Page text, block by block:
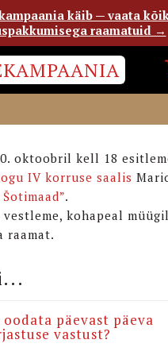
ESITLUS
oktoobril kell 18
IV korruse saalis
.
kohapeal müügil
raamat.
päevast päeva
vastust?
käib — vaata
raamatuid →